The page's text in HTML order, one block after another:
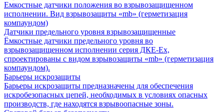
Емкостные датчики положения во взрывозащищенном
исполнении. Вид взрывозащиты «mb» (герметизация
компаундом)
Датчики предельного уровня взрывозащищенные
Ёмкостные датчики предельного уровня во
взрывозащищенном исполнении серия ДКЕ-Ех,
спроектированы с видом взрывозащиты «mb» (герметизация
компаундом).
Барьеры искрозащиты
Барьеры искрозащиты предназначены для обеспечения
искробезопасных цепей, необходимых в условиях опасных
производств, где находятся взрывоопасные зоны.